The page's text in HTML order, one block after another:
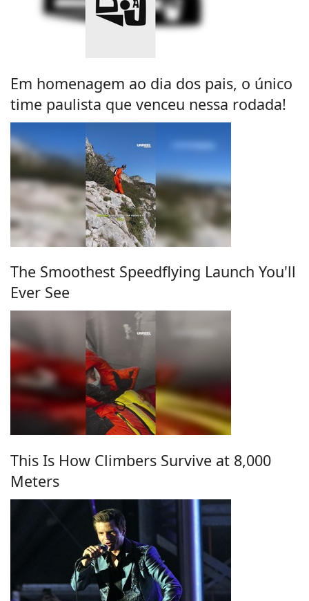
Em homenagem ao dia dos pais, o único
time paulista que venceu nessa rodada!
The Smoothest Speedflying Launch You'll
Ever See
This Is How Climbers Survive at 8,000
Meters